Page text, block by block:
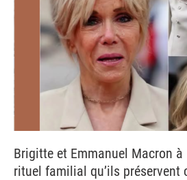
Brigitte et Emmanuel Macron à
rituel familial qu’ils préservent